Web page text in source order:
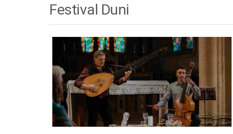
Festival Duni